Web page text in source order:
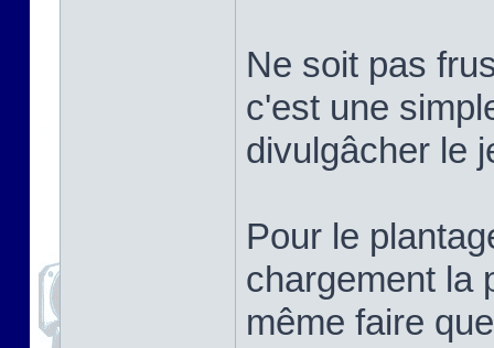
Ne soit pas
c'est une
divulgâcher le
Pour le
chargement la
même faire